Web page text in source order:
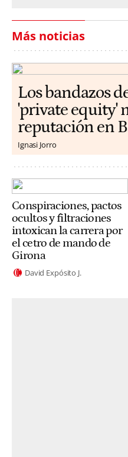
Más noticias
Los bandazos
'private equity'
reputación en
Ignasi Jorro
Conspiraciones, pactos
ocultos y filtraciones
intoxican la carrera por
el cetro de mando de
Girona
David Expósito J.